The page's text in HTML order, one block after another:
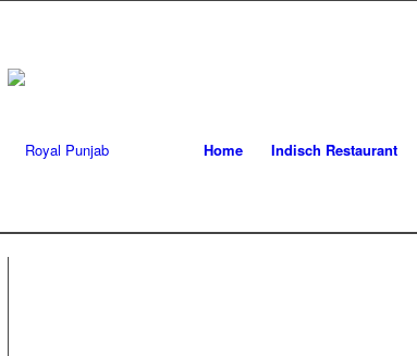
Home Indisch Restaurant